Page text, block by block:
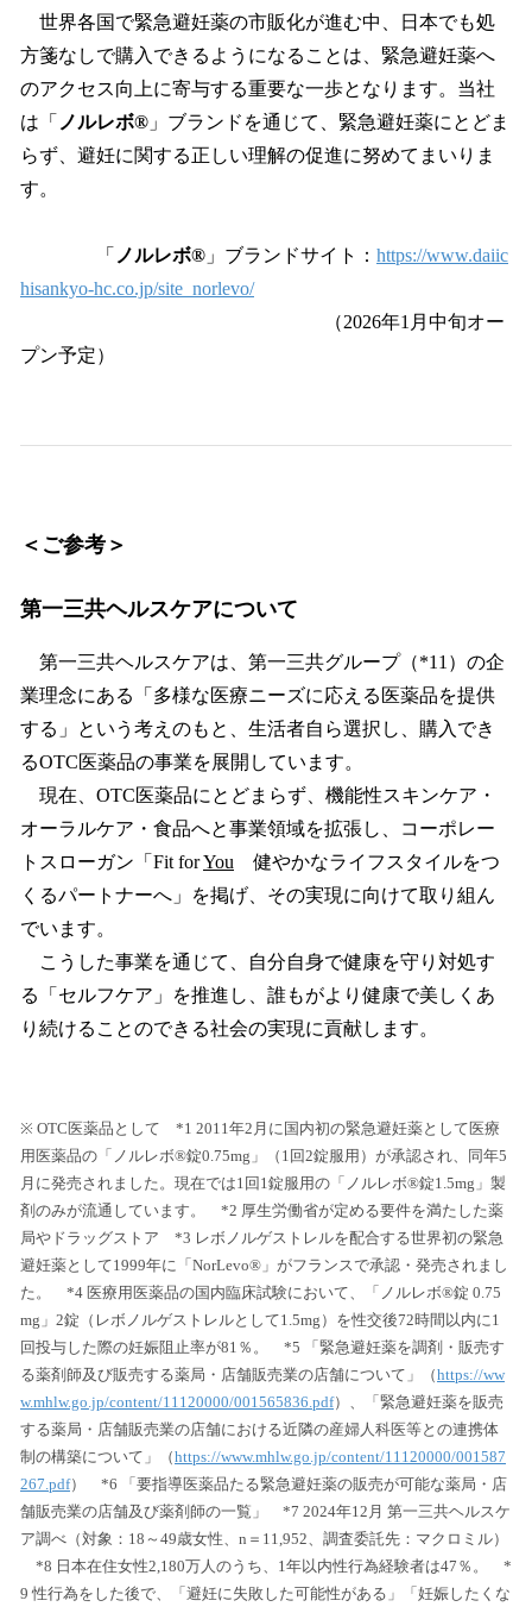
世界各国で緊急避妊薬の市販化が進む中、日本でも処
方箋なしで購入できるようになることは、緊急避妊薬へ
のアクセス向上に寄与する重要な一歩となります。当社
は「 ノルレボ® 」ブランドを通じて、緊急避妊薬にとどま
らず、避妊に関する正しい理解の促進に努めてまいりま
す。
「 ノルレボ® 」ブランドサイト： https://www.daiic
hisankyo-hc.co.jp/site_norlevo/
（2026年1月中旬オー
プン予定）
＜ご参考＞
第一三共ヘルスケアについて
第一三共ヘルスケアは、第一三共グループ（*11）の企
業理念にある「多様な医療ニーズに応える医薬品を提供
する」という考えのもと、生活者自ら選択し、購入でき
るOTC医薬品の事業を展開しています。
現在、OTC医薬品にとどまらず、機能性スキンケア・
オーラルケア・食品へと事業領域を拡張し、コーポレー
トスローガン「Fit forYou 健やかなライフスタイルをつ
くるパートナーへ」を掲げ、その実現に向けて取り組ん
でいます。
こうした事業を通じて、自分自身で健康を守り対処す
る「セルフケア」を推進し、誰もがより健康で美しくあ
り続けることのできる社会の実現に貢献します。
※ OTC医薬品として *1 2011年2月に国内初の緊急避妊薬として医療
用医薬品の「ノルレボ®錠0.75mg」（1回2錠服用）が承認され、同年5
月に発売されました。現在では1回1錠服用の「ノルレボ®錠1.5mg」製
剤のみが流通しています。 *2 厚生労働省が定める要件を満たした薬
局やドラッグストア *3 レボノルゲストレルを配合する世界初の緊急
避妊薬として1999年に「NorLevo®」がフランスで承認・発売されまし
た。 *4 医療用医薬品の国内臨床試験において、「ノルレボ®錠 0.75
mg」2錠（レボノルゲストレルとして1.5mg）を性交後72時間以内に1
回投与した際の妊娠阻止率が81％。 *5 「緊急避妊薬を調剤・販売す
る薬剤師及び販売する薬局・店舗販売業の店舗について」（https://ww
w.mhlw.go.jp/content/11120000/001565836.pdf）、「緊急避妊薬を販売
する薬局・店舗販売業の店舗における近隣の産婦人科医等との連携体
制の構築について」（https://www.mhlw.go.jp/content/11120000/001587
267.pdf） *6 「要指導医薬品たる緊急避妊薬の販売が可能な薬局・店
舗販売業の店舗及び薬剤師の一覧」 *7 2024年12月 第一三共ヘルスケ
ア調べ（対象：18～49歳女性、n＝11,952、調査委託先：マクロミル）
*8 日本在住女性2,180万人のうち、1年以内性行為経験者は47％。 *
9 性行為をした後で、「避妊に失敗した可能性がある」「妊娠したくな